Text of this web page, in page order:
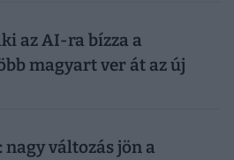
az AI-ra bízza a
magyart ver át az új
változás jön a